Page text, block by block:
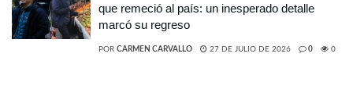
que remeció al país: un inesperado detalle
marcó su regreso
POR CARMEN CARVALLO 27 DE JULIO DE 2026 0 0